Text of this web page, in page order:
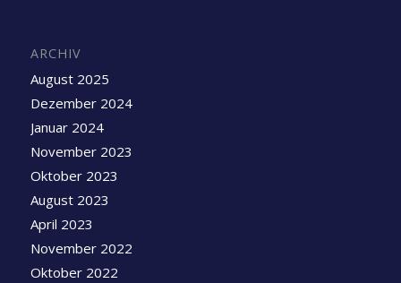
ARCHIV
August 2025
Dezember 2024
Januar 2024
November 2023
Oktober 2023
August 2023
April 2023
November 2022
Oktober 2022